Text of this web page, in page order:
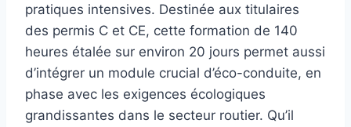
pratiques intensives. Destinée aux titulaires
des permis C et CE, cette formation de 140
heures étalée sur environ 20 jours permet aussi
d’intégrer un module crucial d’éco-conduite, en
phase avec les exigences écologiques
grandissantes dans le secteur routier. Qu’il